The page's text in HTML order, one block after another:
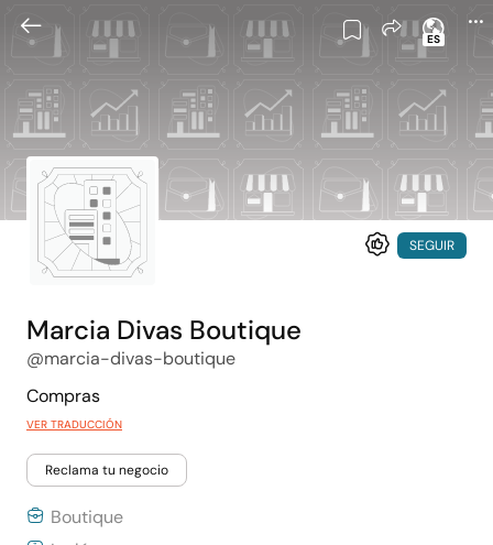
ES
SEGUIR
Marcia Divas Boutique
@marcia-divas-boutique
Compras
VER TRADUCCIÓN
Reclama tu negocio
Boutique